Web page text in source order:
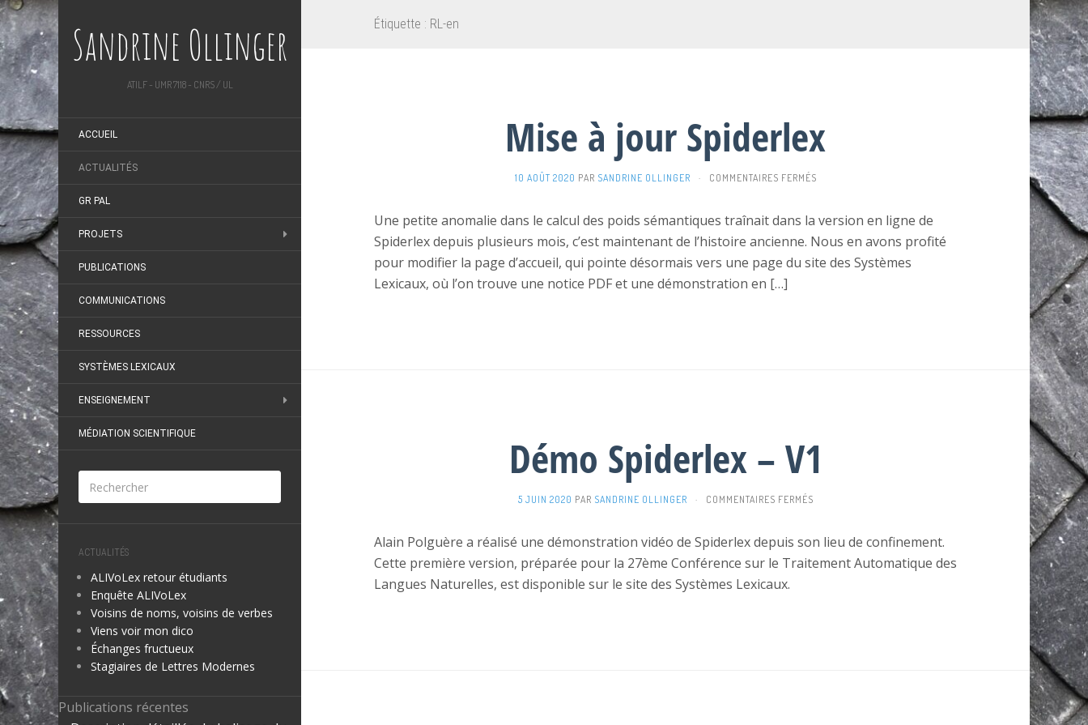
Sandrine Ollinger
ATILF - UMR 7118 - CNRS / UL
ACCUEIL
ACTUALITÉS
GR PAL
PROJETS
PUBLICATIONS
COMMUNICATIONS
RESSOURCES
SYSTÈMES LEXICAUX
ENSEIGNEMENT
MÉDIATION SCIENTIFIQUE
ACTUALITÉS
ALIVoLex retour étudiants
Enquête ALIVoLex
Voisins de noms, voisins de verbes
Viens voir mon dico
Échanges fructueux
Stagiaires de Lettres Modernes
Publications récentes
Étiquette : RL-en
Mise à jour Spiderlex
10 AOÛT 2020 PAR SANDRINE OLLINGER · COMMENTAIRES FERMÉSSUR
JOUR
SPIDERLEX
Une petite anomalie dans le calcul des poids sémantiques traînait dans la version en ligne de
Spiderlex depuis plusieurs mois, c’est maintenant de l’histoire ancienne. Nous en avons profité
pour modifier la page d’accueil, qui pointe désormais vers une page du site des Systèmes
Lexicaux, où l’on trouve une notice PDF et une démonstration en […]
Démo Spiderlex – V1
5 JUIN 2020 PAR SANDRINE OLLINGER · COMMENTAIRES FERMÉSSUR
–
V1
Alain Polguère a réalisé une démonstration vidéo de Spiderlex depuis son lieu de confinement.
Cette première version, préparée pour la 27ème Conférence sur le Traitement Automatique des
Langues Naturelles, est disponible sur le site des Systèmes Lexicaux.